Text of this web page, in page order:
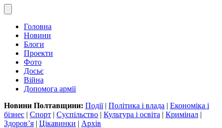
Головна
Новини
Блоги
Проекти
Фото
Досьє
Війна
Допомога армії
Новини Полтавщини: Події| Політика і влада | Економіка і
бізнес | Спорт | Суспільство | Культура і освіта | Кримінал |
Здоров’я | Цікавинки | Архів